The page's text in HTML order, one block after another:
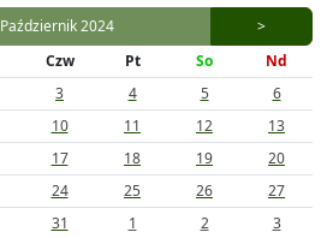
Październik 2024
>
Czw Pt So
Nd
3 4 5
6
10 11 12
13
17 18 19
20
24 25 26
27
31 1 2 3